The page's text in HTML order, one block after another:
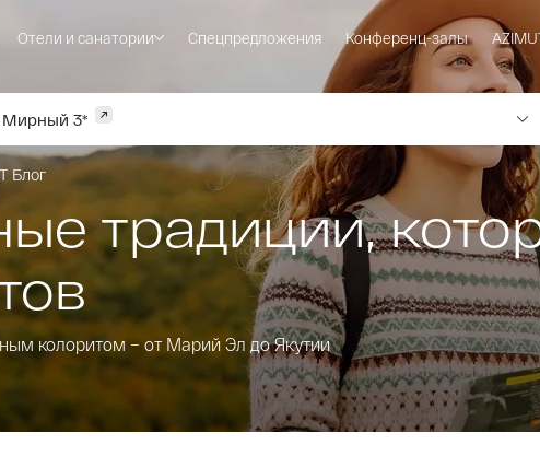
Отели и санатории Спецпредложения Конференц-залы
Мирный 3*
Блог
традиции,
колоритом – от Марий Эл до Якутии